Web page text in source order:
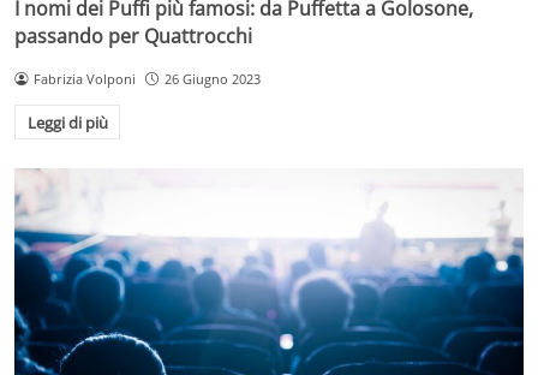
I nomi dei Puffi più famosi: da Puffetta a Golosone,
passando per Quattrocchi
Fabrizia Volponi 26 Giugno 2023
Leggi di più